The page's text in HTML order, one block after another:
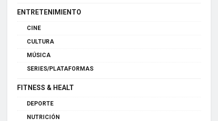
ENTRETENIMIENTO
CINE
CULTURA
MÚSICA
SERIES/PLATAFORMAS
FITNESS & HEALT
DEPORTE
NUTRICIÓN